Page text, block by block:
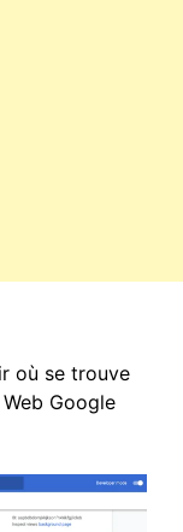
où se trouve
Google